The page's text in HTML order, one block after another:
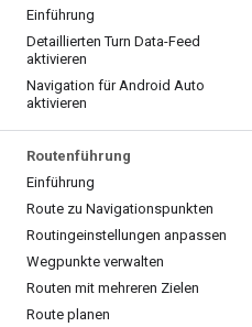
Einführung
Detaillierten Turn Data-Feed
aktivieren
Navigation für Android Auto
aktivieren
Routenführung
Einführung
Route zu Navigationspunkten
Routingeinstellungen anpassen
Wegpunkte verwalten
Routen mit mehreren Zielen
Route planen